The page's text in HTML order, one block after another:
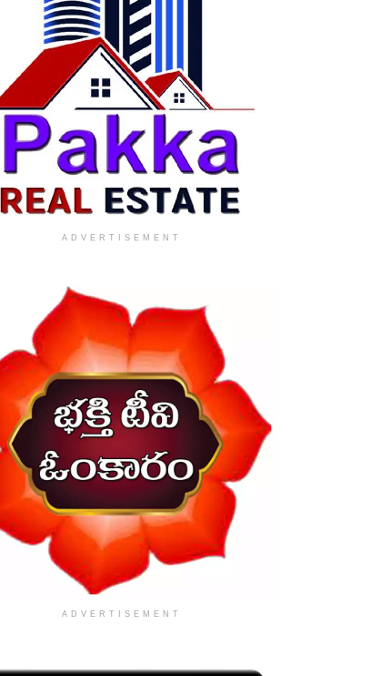
ADVERTISEMENT
ADVERTISEMENT